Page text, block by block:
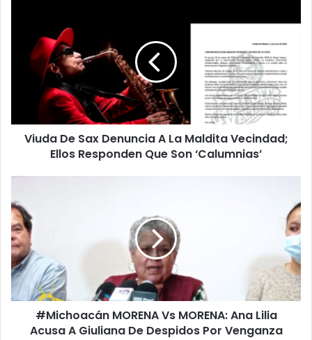
Denuncia
Ellos
Responden
Viuda De Sax Denuncia A La Maldita Vecindad;
Ellos Responden Que Son ‘Calumnias’
Vs
MORENA:
Ana
Lilia
Acusa
A
Giuliana
Despidos
#Michoacán MORENA Vs MORENA: Ana Lilia
Acusa A Giuliana De Despidos Por Venganza